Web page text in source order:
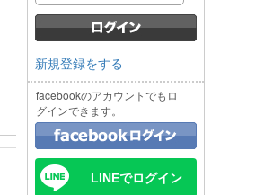
新規登録をする
facebookのアカウントでもロ
グインできます。
LINEでログイン